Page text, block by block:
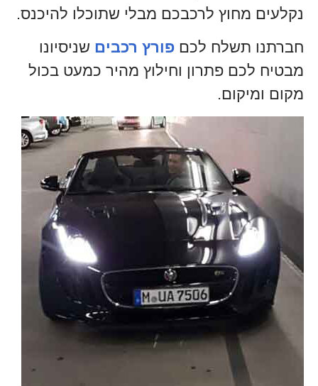
נקלעים מחוץ לרכבכם מבלי שתוכלו להיכנס.
חברתנו תשלח לכם פורץ רכבים שניסיונו
מבטיח לכם פתרון וחילוץ מהיר כמעט בכול
מקום ומיקום.